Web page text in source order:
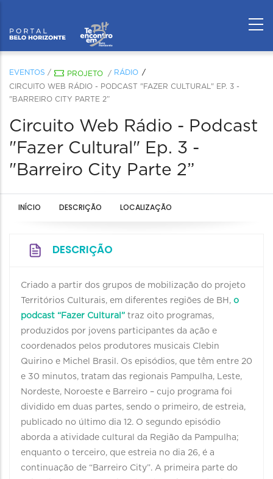
EVENTOS / PROJETO / RÁDIO
CIRCUITO WEB RÁDIO - PODCAST "FAZER CULTURAL" EP. 3 -
"BARREIRO CITY PARTE 2”
Circuito Web Rádio - Podcast
"Fazer Cultural" Ep. 3 -
"Barreiro City Parte 2”
INÍCIO DESCRIÇÃO LOCALIZAÇÃO
DESCRIÇÃO
Criado a partir dos grupos de mobilização do projeto
Territórios Culturais, em diferentes regiões de BH, o
podcast “Fazer Cultural” traz oito programas,
produzidos por jovens participantes da ação e
coordenados pelos produtores musicais Clebin
Quirino e Michel Brasil. Os episódios, que têm entre 20
e 30 minutos, tratam das regionais Pampulha, Leste,
Nordeste, Noroeste e Barreiro – cujo programa foi
dividido em duas partes, sendo o primeiro, de estreia,
publicado no último dia 12. O segundo episódio
aborda a atividade cultural da Região da Pampulha;
enquanto o terceiro, que estreia no dia 26, é a
continuação de “Barreiro City”. A primeira parte do